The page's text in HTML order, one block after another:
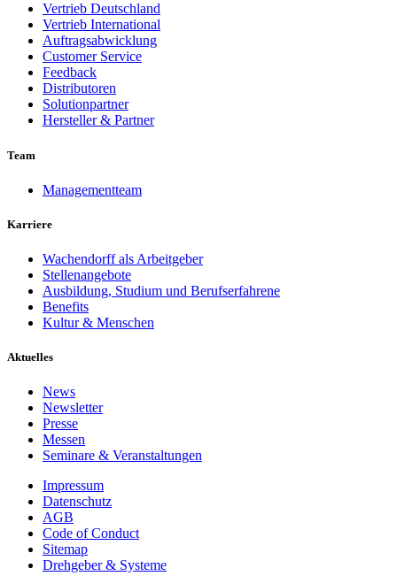
Vertrieb Deutschland
Vertrieb International
Auftragsabwicklung
Customer Service
Feedback
Distributoren
Solutionpartner
Hersteller & Partner
Team
Managementteam
Karriere
Wachendorff als Arbeitgeber
Stellenangebote
Ausbildung, Studium und Berufserfahrene
Benefits
Kultur & Menschen
Aktuelles
News
Newsletter
Presse
Messen
Seminare & Veranstaltungen
Impressum
Datenschutz
AGB
Code of Conduct
Sitemap
Drehgeber & Systeme